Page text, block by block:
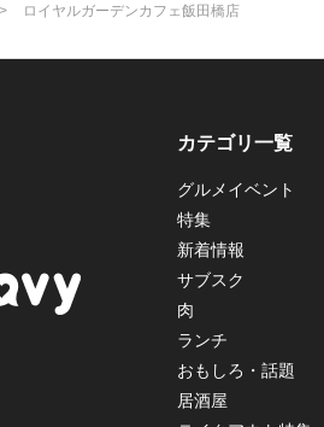
ロイヤルガーデンカフェ飯田橋店
カテゴリ一覧
グルメイベント
特集
新着情報
サブスク
肉
ランチ
おもしろ・話題
居酒屋